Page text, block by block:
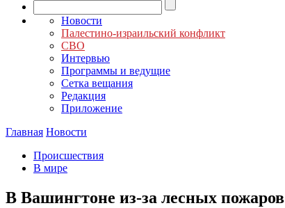
Новости
Палестино-израильский конфликт
СВО
Интервью
Программы и ведущие
Сетка вещания
Редакция
Приложение
Главная Новости
Происшествия
В мире
В Вашингтоне из-за лесных